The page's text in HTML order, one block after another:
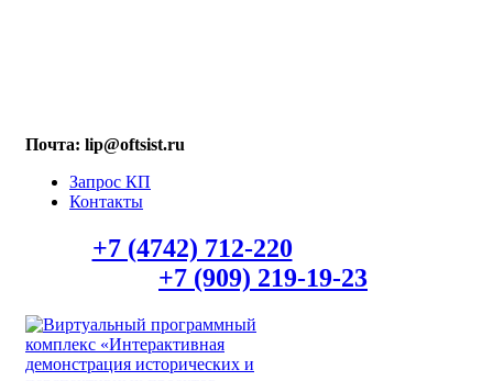
Почта: lip@oftsist.ru
Запрос КП
Контакты
+7 (4742) 712-220
+7 (909) 219-19-23